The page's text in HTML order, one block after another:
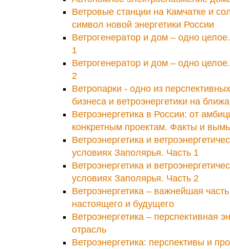
Ветровые станции на Камчатке и
символ новой энергетики России
Ветрогенератор и дом – одно
1
Ветрогенератор и дом – одно
2
Ветропарки - одно из
бизнеса и ветроэнергетики на
Ветроэнергетика в России: от
конкретным проектам. Факты и
Ветроэнергетика и
условиях Заполярья. Часть 1
Ветроэнергетика и
условиях Заполярья. Часть 2
Ветроэнергетика – важнейшая
настоящего и будущего
Ветроэнергетика – перспективная
отрасль
Ветроэнергетика: перспективы и